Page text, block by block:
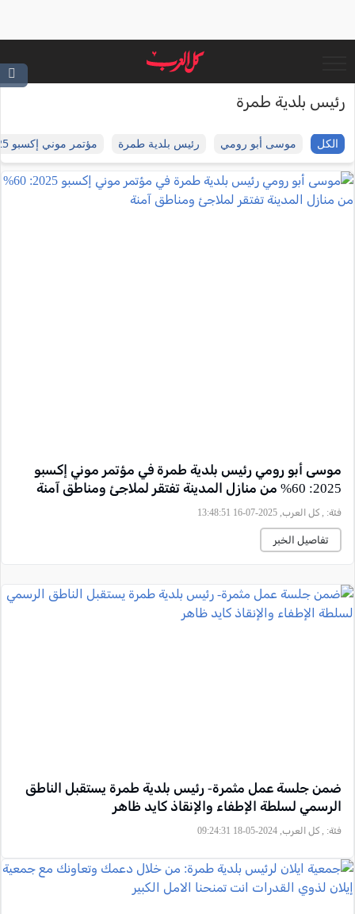
رئيس بلدية طمرة
الكل موسى أبو رومي رئيس بلدية طمرة مؤتمر موني إكسبو 2025
موسى أبو رومي رئيس بلدية طمرة في مؤتمر موني إكسبو
2025: 60% من منازل المدينة تفتقر لملاجئ ومناطق آمنة
فئة: , كل العرب, 2025-07-16 13:48:51
تفاصيل الخبر
ضمن جلسة عمل مثمرة- رئيس بلدية طمرة يستقبل الناطق
الرسمي لسلطة الإطفاء والإنقاذ كايد ظاهر
فئة: , كل العرب, 2024-05-18 09:24:31